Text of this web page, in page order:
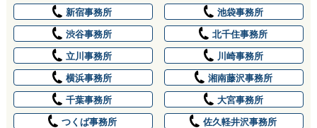
第２希望
第３希望
無料面談ご希望日時
※ 当日及び翌日のご予約の場合や、選択項目に無い日時
をご希望の方はお電話にてお問合せ下さい。
※ ご希望に沿えない場合もございますので予めご了承く
ださい。
※ 初回面談については、通常1時間～2時間程度かかりま
お送り頂いたご意見等につきましては社内にて確認し、検
討・参考とさせていただきます。
ご相談内容（自由記述）
新宿事務所 池袋事務所
渋谷事務所 北千住事務所
立川事務所 川崎事務所
横浜事務所 湘南藤沢事務所
千葉事務所 大宮事務所
つくば事務所 佐久軽井沢事務所